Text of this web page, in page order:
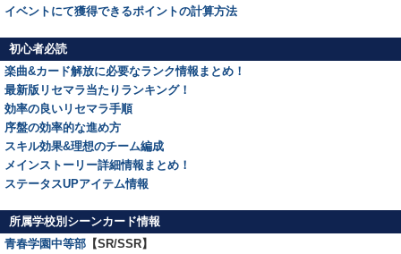
イベントにて獲得できるポイントの計算方法
初心者必読
楽曲&カード解放に必要なランク情報まとめ！
最新版リセマラ当たりランキング！
効率の良いリセマラ手順
序盤の効率的な進め方
スキル効果&理想のチーム編成
メインストーリー詳細情報まとめ！
ステータスUPアイテム情報
所属学校別シーンカード情報
青春学園中等部 【SR/SSR】